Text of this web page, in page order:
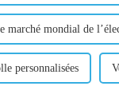
marché mondial de
personnalisées